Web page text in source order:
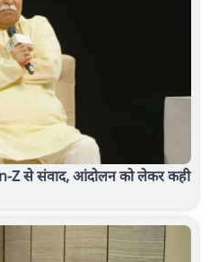
Z से संवाद, आंदोलन को लेकर कही